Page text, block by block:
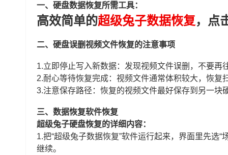
一、硬盘数据恢复所需工具：
高效简单的超级兔子数据恢复，点
二、硬盘误删视频文件恢复的注意事项
1.立即停止写入新数据：发现视频文件误删，不要
2.耐心等待恢复完成：视频文件通常体积较大，恢
3.注意保存路径：恢复的视频文件最好保存到另一
三、数据恢复软件恢复
超级兔子硬盘恢复的详细内容：
1.把“超级兔子数据恢复”软件运行起来，界面里先选
继续。